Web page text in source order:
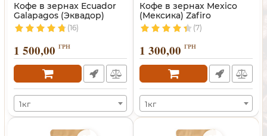
Кофе в зернах Ecuador
Galapagos (Эквадор)
(16)
1 500,00 ГРН
1кг
Кофе в зернах Mexico
(Мексика) Zafiro
(7)
1 300,00 ГРН
1кг